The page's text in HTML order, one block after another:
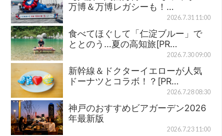
万博＆万博レガシーも！…
2026.7.31 11:00
食べてほぐして「仁淀ブルー」で
ととのう…夏の高知旅[PR…
2026.7.30 09:00
新幹線＆ドクターイエローが人気
ドーナツとコラボ！？[PR…
2026.7.28 08:30
神戸のおすすめビアガーデン2026
年最新版
2026.7.23 11:00